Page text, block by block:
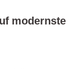
modernste